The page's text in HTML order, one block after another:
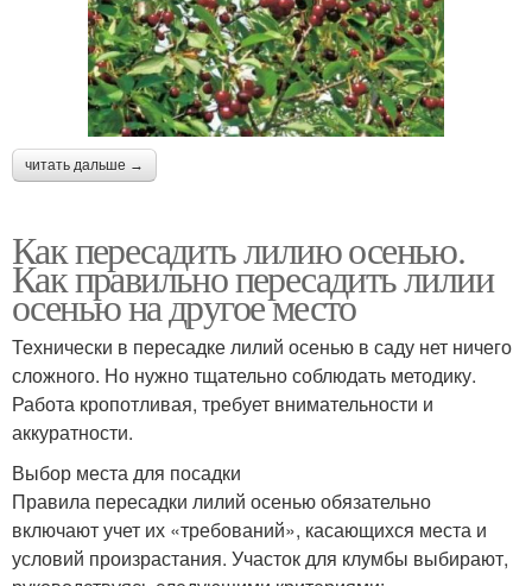
читать дальше →
Как пересадить лилию осенью.
Как правильно пересадить лилии
осенью на другое место
Технически в пересадке лилий осенью в саду нет ничего
сложного. Но нужно тщательно соблюдать методику.
Работа кропотливая, требует внимательности и
аккуратности.
Выбор места для посадки
Правила пересадки лилий осенью обязательно
включают учет их «требований», касающихся места и
условий произрастания. Участок для клумбы выбирают,